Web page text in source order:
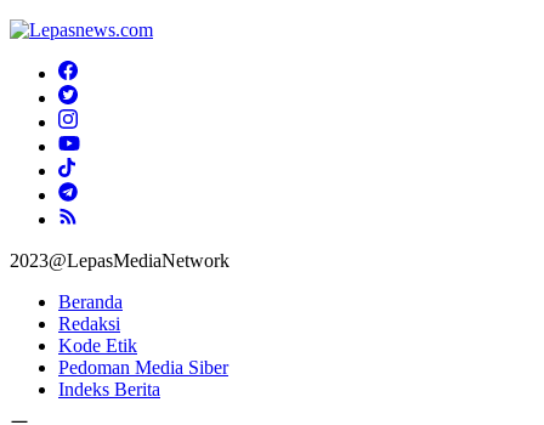
2023@LepasMediaNetwork
Beranda
Redaksi
Kode Etik
Pedoman Media Siber
Indeks Berita